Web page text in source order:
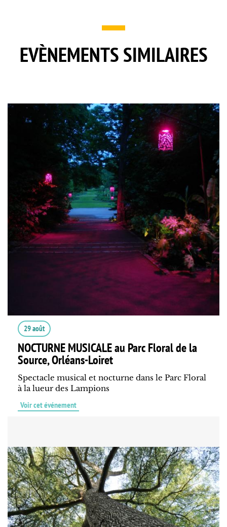
EVÈNEMENTS SIMILAIRES
29 août
NOCTURNE MUSICALE au Parc Floral de la
Source, Orléans-Loiret
Spectacle musical et nocturne dans le Parc Floral
à la lueur des Lampions
Voir cet événement